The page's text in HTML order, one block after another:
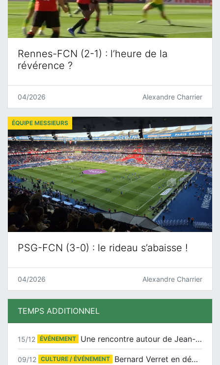
Rennes-FCN (2-1) : l’heure de la
révérence ?
04/2026 Alexandre Charrier
PSG-FCN (3-0) : le rideau s’abaisse !
ÉQUIPE MESSIEURS
04/2026 Alexandre Charrier
TEMPS ADDITIONNEL
15/12 ÉVÉNEMENT Une rencontre autour de Jean-Claude Suaudeau
09/12 CULTURE / ÉVÉNEMENT Bernard Verret en dédicaces le samedi 13 décembre à l’Espace Culturel Atlantis